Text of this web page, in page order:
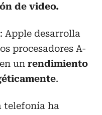
de video.
Apple desarrolla
procesadores A-
un rendimiento
.
telefonía ha